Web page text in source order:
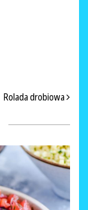
Rolada drobiowa